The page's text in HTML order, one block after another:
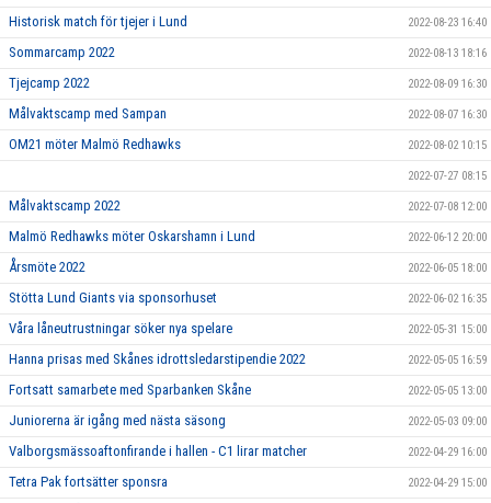
Historisk match för tjejer i Lund 2022-08-23 16:40
Sommarcamp 2022 2022-08-13 18:16
Tjejcamp 2022 2022-08-09 16:30
Målvaktscamp med Sampan 2022-08-07 16:30
OM21 möter Malmö Redhawks 2022-08-02 10:15
2022-07-27 08:15
Målvaktscamp 2022 2022-07-08 12:00
Malmö Redhawks möter Oskarshamn i Lund 2022-06-12 20:00
Årsmöte 2022 2022-06-05 18:00
Stötta Lund Giants via sponsorhuset 2022-06-02 16:35
Våra låneutrustningar söker nya spelare 2022-05-31 15:00
Hanna prisas med Skånes idrottsledarstipendie 2022 2022-05-05 16:59
Fortsatt samarbete med Sparbanken Skåne 2022-05-05 13:00
Juniorerna är igång med nästa säsong 2022-05-03 09:00
Valborgsmässoaftonfirande i hallen - C1 lirar matcher 2022-04-29 16:00
Tetra Pak fortsätter sponsra 2022-04-29 15:00